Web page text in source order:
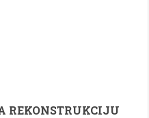
REKONSTRUKCIJU